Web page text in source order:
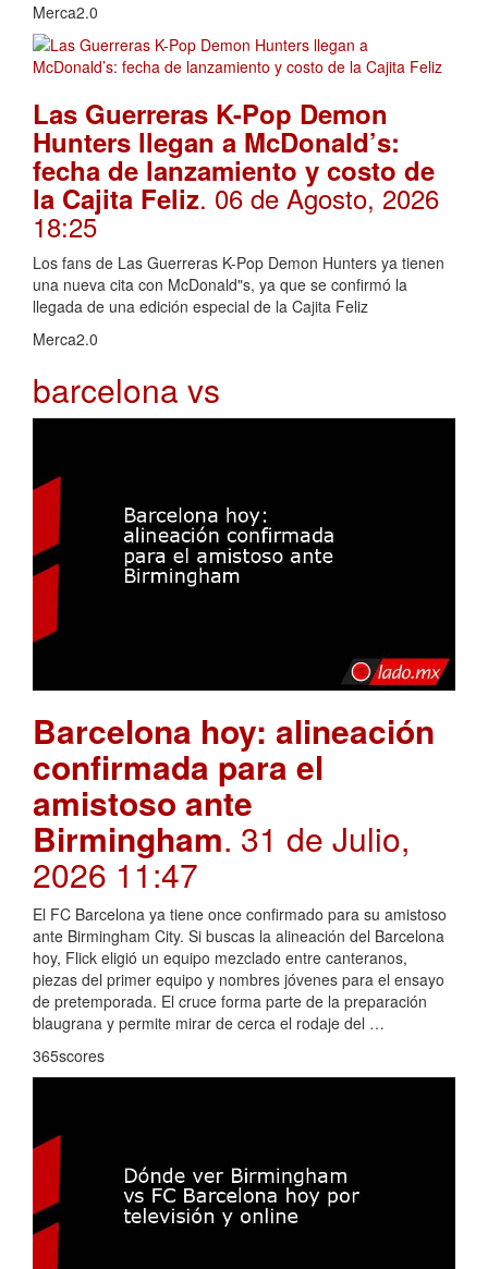
Merca2.0
Las Guerreras K-Pop Demon
Hunters llegan a McDonald’s:
fecha de lanzamiento y costo de
la Cajita Feliz. 06 de Agosto, 2026
18:25
Los fans de Las Guerreras K-Pop Demon Hunters ya tienen
una nueva cita con McDonald"s, ya que se confirmó la
llegada de una edición especial de la Cajita Feliz
Merca2.0
barcelona vs
Barcelona hoy: alineación
confirmada para el
amistoso ante
Birmingham. 31 de Julio,
2026 11:47
El FC Barcelona ya tiene once confirmado para su amistoso
ante Birmingham City. Si buscas la alineación del Barcelona
hoy, Flick eligió un equipo mezclado entre canteranos,
piezas del primer equipo y nombres jóvenes para el ensayo
de pretemporada. El cruce forma parte de la preparación
blaugrana y permite mirar de cerca el rodaje del …
365scores